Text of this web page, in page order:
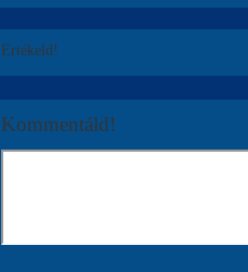
Értékeld!
Kommentáld!